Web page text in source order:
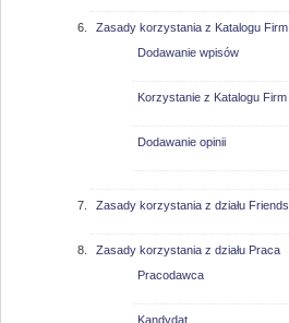
Zasady korzystania z Katalogu Firm
Dodawanie wpisów
Korzystanie z Katalogu Firm
Dodawanie opinii
Zasady korzystania z działu Friends
Zasady korzystania z działu Praca
Pracodawca
Kandydat